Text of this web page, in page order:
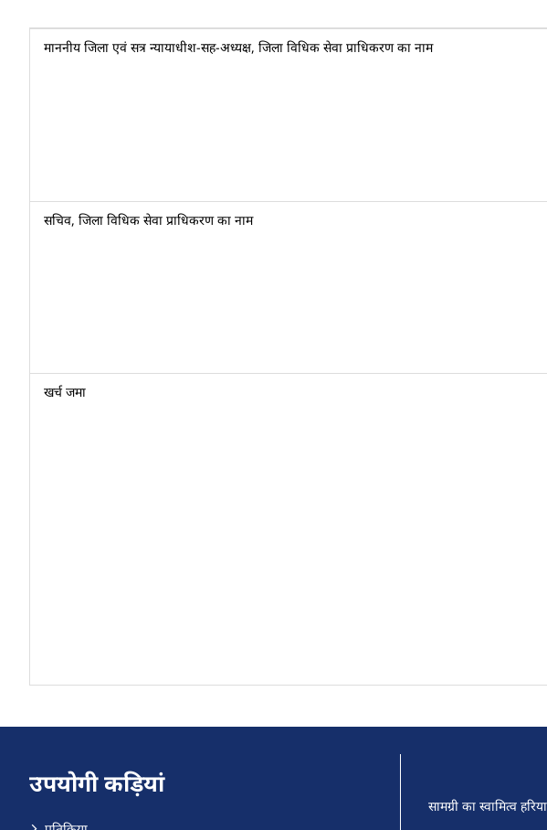
माननीय जिला एवं सत्र न्यायाधीश-सह-अध्यक्ष, जिला विधिक सेवा प्राधिकरण का नाम
सचिव, जिला विधिक सेवा प्राधिकरण का नाम
खर्च जमा
उपयोगी कड़ियां
सामग्री का स्वामित्व